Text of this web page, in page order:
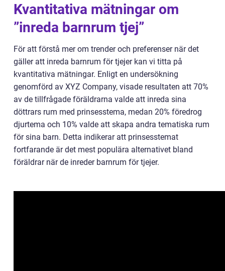
Kvantitativa mätningar om
”inreda barnrum tjej”
För att förstå mer om trender och preferenser när det
gäller att inreda barnrum för tjejer kan vi titta på
kvantitativa mätningar. Enligt en undersökning
genomförd av XYZ Company, visade resultaten att 70%
av de tillfrågade föräldrarna valde att inreda sina
döttrars rum med prinsesstema, medan 20% föredrog
djurtema och 10% valde att skapa andra tematiska rum
för sina barn. Detta indikerar att prinsesstemat
fortfarande är det mest populära alternativet bland
föräldrar när de inreder barnrum för tjejer.